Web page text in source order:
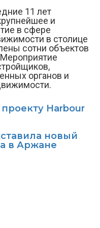
11 лет
и
в сфере
в столице
сотни объектов
органов и
Harbour
новый
в Аржане